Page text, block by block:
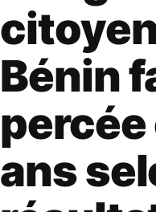
Bénin
percée
ans